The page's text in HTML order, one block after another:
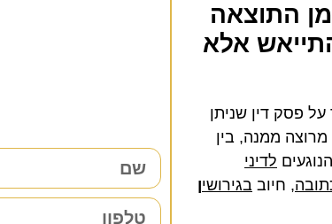
התוצאה
אלא
פסק דין שניתן
מרוצה ממנה, בין
לדיני
, חיוב בגירושין